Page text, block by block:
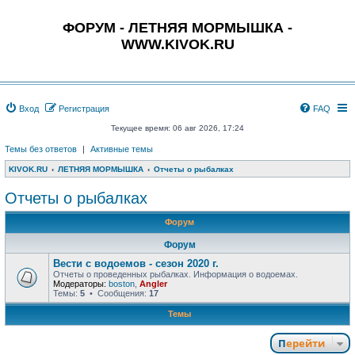
ФОРУМ - ЛЕТНЯЯ МОРМЫШКА -
WWW.KIVOK.RU
Вход Регистрация FAQ
Текущее время: 06 авг 2026, 17:24
Темы без ответов | Активные темы
KIVOK.RU ЛЕТНЯЯ МОРМЫШКА Отчеты о рыбалках
Отчеты о рыбалках
Форум
Форум
Вести с водоемов - сезон 2020 г.
Отчеты о проведенных рыбалках. Информация о водоемах.
Модераторы: boston Angler
Темы: 5 • Сообщения: 17
Темы
Перейти